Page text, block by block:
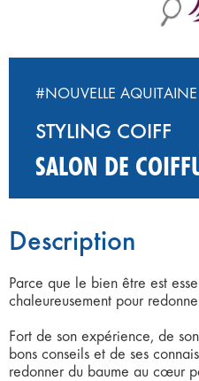
#NOUVELLE AQUITAINE
STYLING COIFF
SALON DE
Description
Parce que le bien être est
chaleureusement pour
Fort de son expérience, de
bons conseils et de ses
redonner du baume au cœur